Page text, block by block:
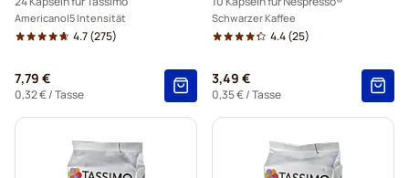
Americano 5 Intensität
4.7(275)
7,79 €
0,32 €/ Tasse
Schwarzer Kaffee
4.4(25)
3,49 €
0,35 €/ Tasse